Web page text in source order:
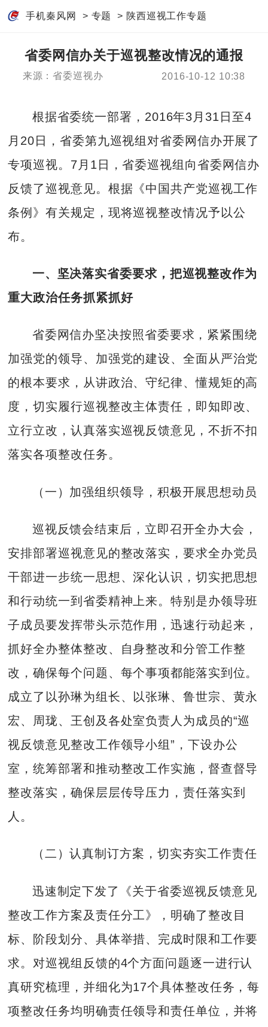
手机秦风网 > 专题 > 陕西巡视工作专题
省委网信办关于巡视整改情况的通报
来源：省委巡视办 2016-10-12 10:38
根据省委统一部署，2016年3月31日至4
月20日，省委第九巡视组对省委网信办开展了
专项巡视。7月1日，省委巡视组向省委网信办
反馈了巡视意见。根据《中国共产党巡视工作
条例》有关规定，现将巡视整改情况予以公
布。
一、坚决落实省委要求，把巡视整改作为
重大政治任务抓紧抓好
省委网信办坚决按照省委要求，紧紧围绕
加强党的领导、加强党的建设、全面从严治党
的根本要求，从讲政治、守纪律、懂规矩的高
度，切实履行巡视整改主体责任，即知即改、
立行立改，认真落实巡视反馈意见，不折不扣
落实各项整改任务。
（一）加强组织领导，积极开展思想动员
巡视反馈会结束后，立即召开全办大会，
安排部署巡视意见的整改落实，要求全办党员
干部进一步统一思想、深化认识，切实把思想
和行动统一到省委精神上来。特别是办领导班
子成员要发挥带头示范作用，迅速行动起来，
抓好全办整体整改、自身整改和分管工作整
改，确保每个问题、每个事项都能落实到位。
成立了以孙琳为组长、以张琳、鲁世宗、黄永
宏、周珑、王创及各处室负责人为成员的“巡
视反馈意见整改工作领导小组”，下设办公
室，统筹部署和推动整改工作实施，督查督导
整改落实，确保层层传导压力，责任落实到
人。
（二）认真制订方案，切实夯实工作责任
迅速制定下发了《关于省委巡视反馈意见
整改工作方案及责任分工》，明确了整改目
标、阶段划分、具体举措、完成时限和工作要
求。对巡视组反馈的4个方面问题逐一进行认
真研究梳理，并细化为17个具体整改任务，每
项整改任务均明确责任领导和责任单位，并将